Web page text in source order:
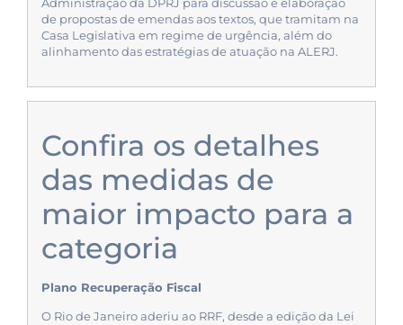
Administração da DPRJ para discussão e elaboração
de propostas de emendas aos textos, que tramitam na
Casa Legislativa em regime de urgência, além do
alinhamento das estratégias de atuação na ALERJ.
Confira os detalhes
das medidas de
maior impacto para a
categoria
Plano Recuperação Fiscal
O Rio de Janeiro aderiu ao RRF, desde a edição da Lei